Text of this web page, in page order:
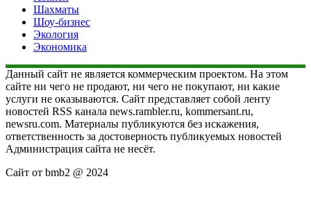
Шахматы
Шоу-бизнес
Экология
Экономика
Данный сайт не является коммерческим проектом. На этом
сайте ни чего не продают, ни чего не покупают, ни какие
услуги не оказываются. Сайт представляет собой ленту
новостей RSS канала news.rambler.ru, kommersant.ru,
newsru.com. Материалы публикуются без искажения,
ответственность за достоверность публикуемых новостей
Администрация сайта не несёт.
Сайт от bmb2 @ 2024